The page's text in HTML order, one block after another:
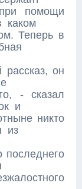
помощи
каком
Теперь в
он
- сказал
и
никто
из